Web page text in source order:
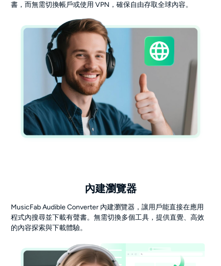
書，而無需切換帳戶或使用 VPN，確保自由存取全球內容。
內建瀏覽器
MusicFab Audible Converter 內建瀏覽器，讓用戶能直接在應用
程式內搜尋並下載有聲書。無需切換多個工具，提供直覺、高效
的內容探索與下載體驗。